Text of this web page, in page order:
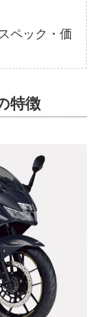
ペック・価
特徴